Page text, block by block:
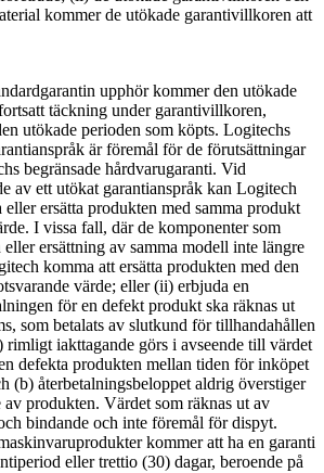
kommer de utökade garantivillkoren att
upphör kommer den utökade
täckning under garantivillkoren,
utökade perioden som köpts. Logitechs
är föremål för de förutsättningar
begränsade hårdvarugaranti. Vid
av ett utökat garantianspråk kan Logitech
ersätta produkten med samma produkt
I vissa fall, där de komponenter som
ersättning av samma modell inte längre
komma att ersätta produkten med den
värde; eller (ii) erbjuda en
för en defekt produkt ska räknas ut
som betalats av slutkund för tillhandahållen
rimligt iakttagande görs i avseende till värdet
defekta produkten mellan tiden för inköpet
(b) återbetalningsbeloppet aldrig överstiger
produkten. Värdet som räknas ut av
bindande och inte föremål för dispyt.
kommer att ha en garanti
eller trettio (30) dagar, beroende på